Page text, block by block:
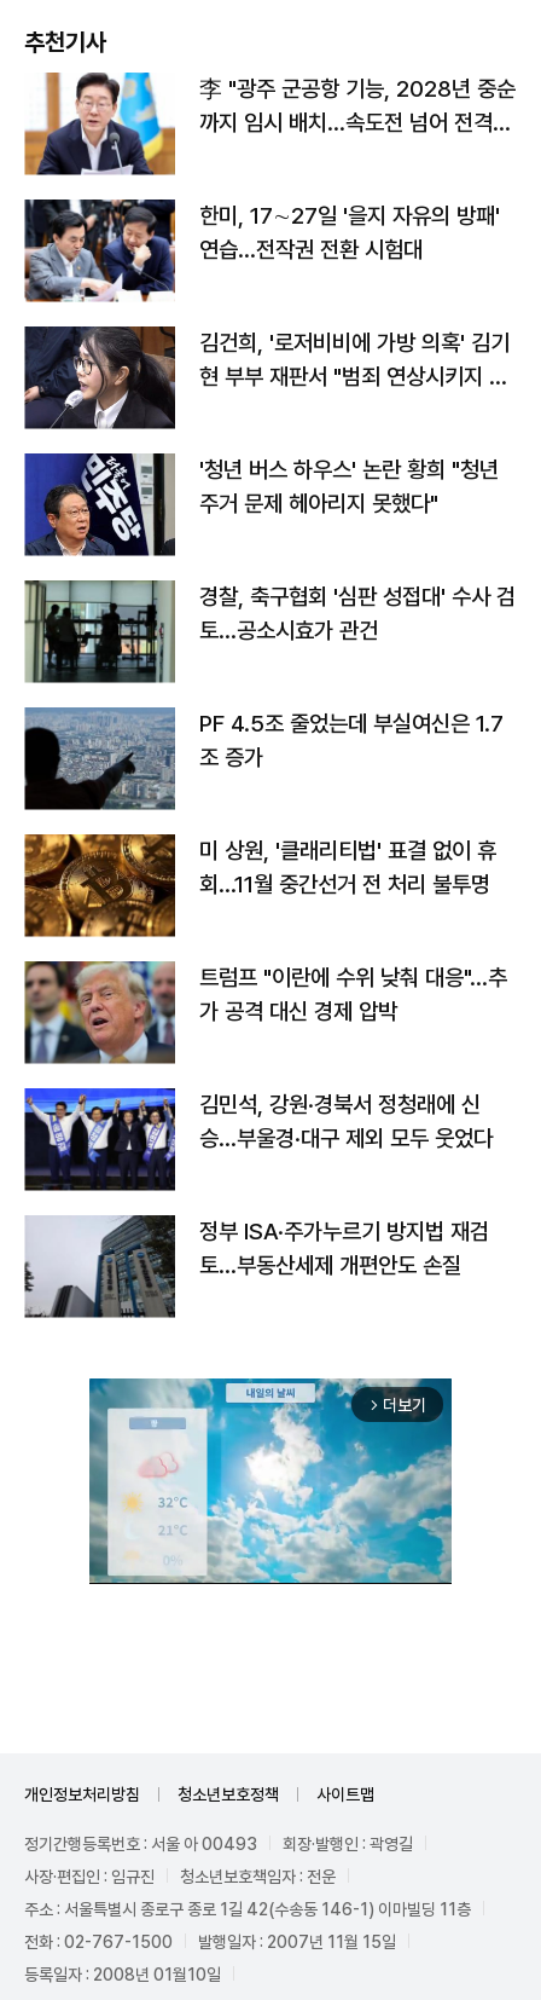
추천기사
李 "광주 군공항 기능, 2028년 중순
까지 임시 배치…속도전 넘어 전격
한미, 17∼27일 '을지 자유의 방패'
연습…전작권 전환 시험대
김건희, '로저비비에 가방 의혹' 김기
현 부부 재판서 "범죄 연상시키지 말
'청년 버스 하우스' 논란 황희 "청년
주거 문제 헤아리지 못했다"
경찰, 축구협회 '심판 성접대' 수사 검
토…공소시효가 관건
PF 4.5조 줄었는데 부실여신은 1.7
조 증가
미 상원, '클래리티법' 표결 없이 휴
회…11월 중간선거 전 처리 불투명
트럼프 "이란에 수위 낮춰 대응"…추
가 공격 대신 경제 압박
김민석, 강원·경북서 정청래에 신
승…부울경·대구 제외 모두 웃었다
정부 ISA·주가누르기 방지법 재검
토…부동산세제 개편안도 손질
arrow_forward_ios 더보기
개인정보처리방침 청소년보호정책 사이트맵
정기간행등록번호 : 서울 아 00493
회장·발행인 : 곽영길
사장·편집인 : 임규진
청소년보호책임자 : 전운
주소 : 서울특별시 종로구 종로 1길 42(수송동 146-1) 이마빌딩 11층
전화 : 02-767-1500
발행일자 : 2007년 11월 15일
등록일자 : 2008년 01월10일